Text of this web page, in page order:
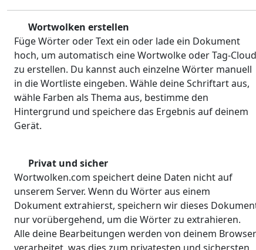
Wortwolken erstellen
Füge Wörter oder Text ein oder lade ein Dokument
hoch, um automatisch eine Wortwolke oder Tag-Cloud
zu erstellen. Du kannst auch einzelne Wörter manuell
in die Wortliste eingeben. Wähle deine Schriftart aus,
wähle Farben als Thema aus, bestimme den
Hintergrund und speichere das Ergebnis auf deinem
Gerät.
Privat und sicher
Wortwolken.com speichert deine Daten nicht auf
unserem Server. Wenn du Wörter aus einem
Dokument extrahierst, speichern wir dieses
nur vorübergehend, um die Wörter zu extrahieren.
Alle deine Bearbeitungen werden von deinem Browser